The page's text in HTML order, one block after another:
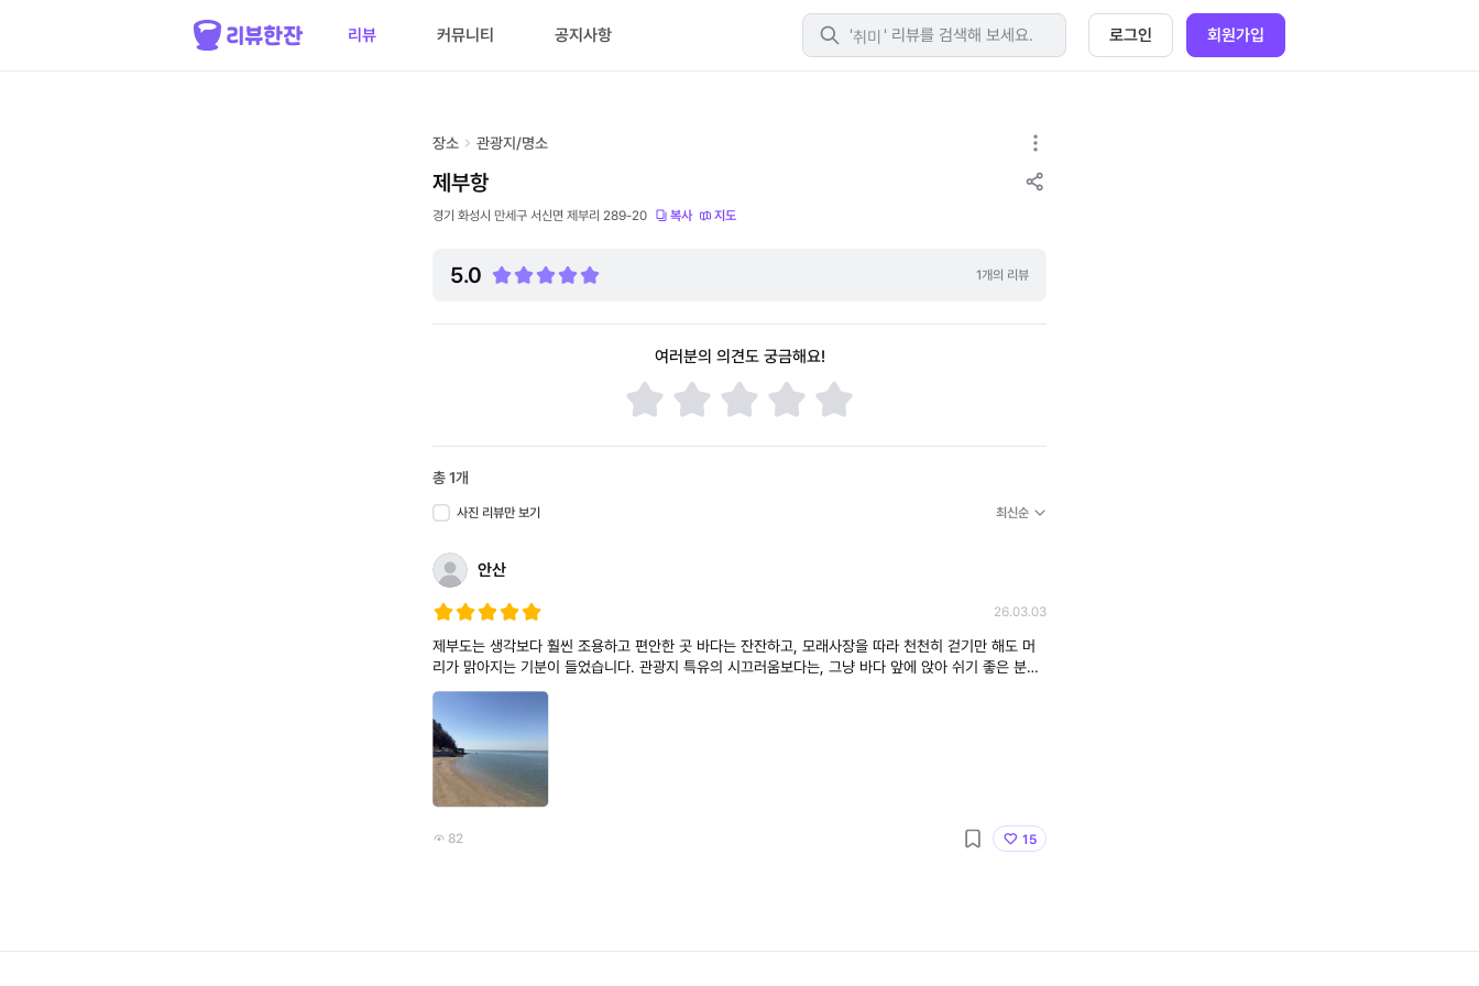
리뷰 커뮤니티 공지사항
생활
취미
로그인 회원가입
장소 관광지/명소
제부항
경기 화성시 만세구 서신면 제부리 289-20 복사 지도
5.0 1개의 리뷰
여러분의 의견도 궁금해요!
총1개
사진 리뷰만 보기
안산
26.03.03
제부도는 생각보다 훨씬 조용하고 편안한 곳 바다는 잔잔하고, 모래사장을 따라 천천히 걷기만 해도 머
리가 맑아지는 기분이 들었습니다. 관광지 특유의 시끄러움보다는, 그냥 바다 앞에 앉아 쉬기 좋은 분위
기였습니다. 특별한 걸 하지 않아도 충분히 좋았고, 잠깐 다녀왔는데도 제대로 쉬다 온 느낌이 남았습니
이 또 가고 싶어지는 그런 곳이었습니다.
82 15